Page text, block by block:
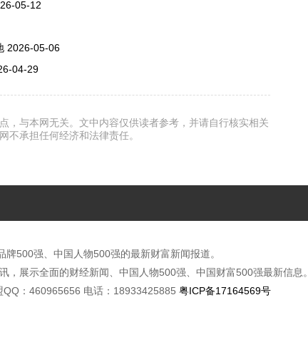
05-12
2026-05-06
04-29
，与本网无关。文中内容仅供读者参考，并请自行核实相关
不承担任何经济和法律责任。
500强、中国人物500强的最新财富新闻报道。
展示全面的财经新闻、中国人物500强、中国财富500强最新信息。
：460965656 电话：18933425885 粤ICP备17164569号